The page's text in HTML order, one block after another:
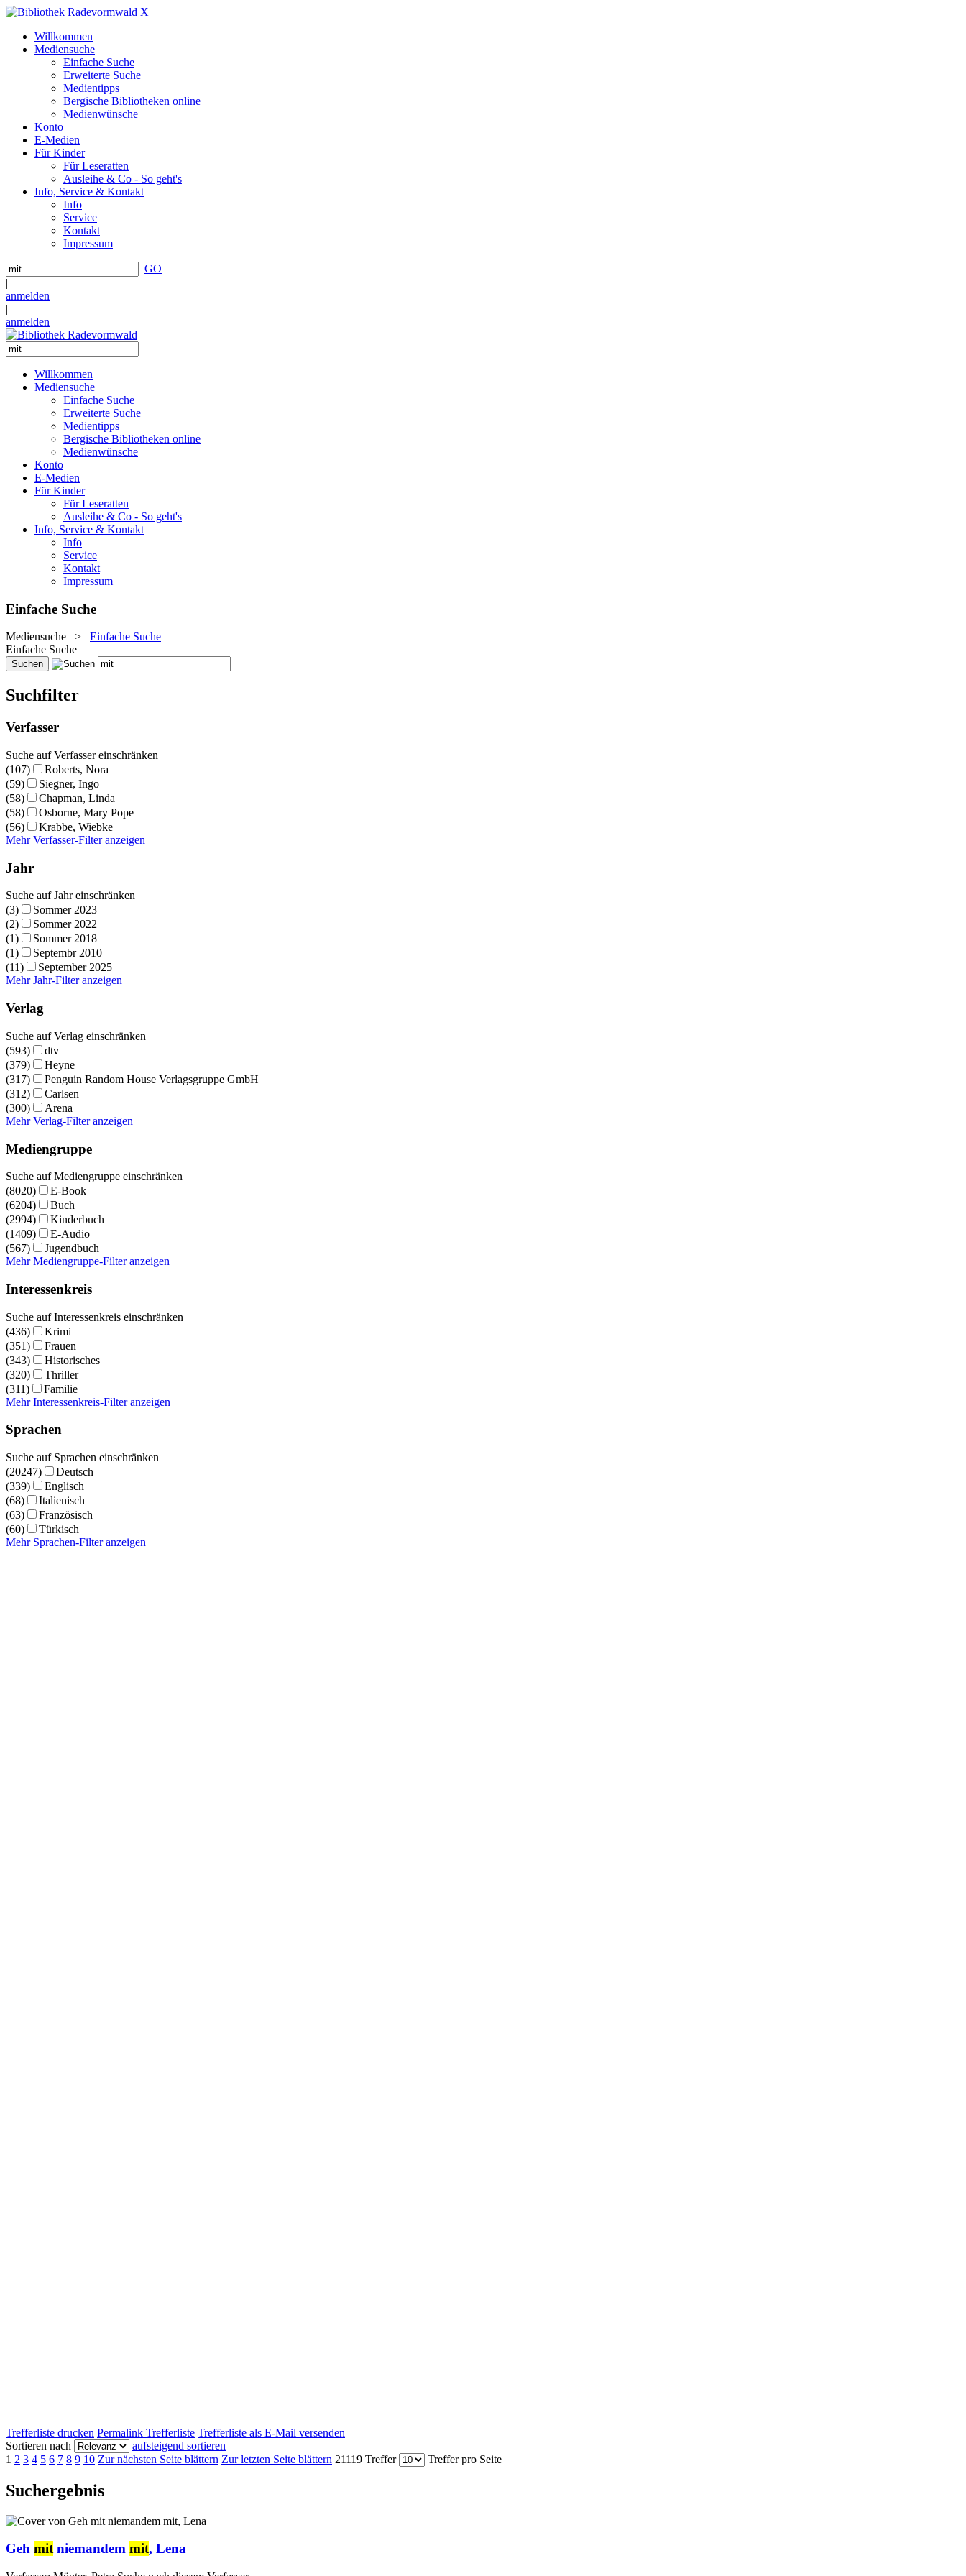
X
Willkommen
Mediensuche
Einfache Suche
Erweiterte Suche
Medientipps
Bergische Bibliotheken online
Medienwünsche
Konto
E-Medien
Für Kinder
Für Leseratten
Ausleihe & Co - So geht's
Info, Service & Kontakt
Info
Service
Kontakt
Impressum
GO
|
anmelden
|
anmelden
Willkommen
Mediensuche
Einfache Suche
Erweiterte Suche
Medientipps
Bergische Bibliotheken online
Medienwünsche
Konto
E-Medien
Für Kinder
Für Leseratten
Ausleihe & Co - So geht's
Info, Service & Kontakt
Info
Service
Kontakt
Impressum
Einfache Suche
Mediensuche > Einfache Suche
Einfache Suche
Suchfilter
Verfasser
Suche auf Verfasser einschränken
(107)
Roberts, Nora
(59)
Siegner, Ingo
(58)
Chapman, Linda
(58)
Osborne, Mary Pope
(56)
Krabbe, Wiebke
Mehr Verfasser-Filter anzeigen
Jahr
Suche auf Jahr einschränken
(3)
Sommer 2023
(2)
Sommer 2022
(1)
Sommer 2018
(1)
Septembr 2010
(11)
September 2025
Mehr Jahr-Filter anzeigen
Verlag
Suche auf Verlag einschränken
(593)
dtv
(379)
Heyne
(317)
Penguin Random House Verlagsgruppe GmbH
(312)
Carlsen
(300)
Arena
Mehr Verlag-Filter anzeigen
Mediengruppe
Suche auf Mediengruppe einschränken
(8020)
E-Book
(6204)
Buch
(2994)
Kinderbuch
(1409)
E-Audio
(567)
Jugendbuch
Mehr Mediengruppe-Filter anzeigen
Interessenkreis
Suche auf Interessenkreis einschränken
(436)
Krimi
(351)
Frauen
(343)
Historisches
(320)
Thriller
(311)
Familie
Mehr Interessenkreis-Filter anzeigen
Sprachen
Suche auf Sprachen einschränken
(20247)
Deutsch
(339)
Englisch
(68)
Italienisch
(63)
Französisch
(60)
Türkisch
Mehr Sprachen-Filter anzeigen
Trefferliste drucken Permalink Trefferliste Trefferliste als E-Mail versenden
Sortieren nach
aufsteigend sortieren
1 2 3 4 5 6 7 8 9 10 Zur nächsten Seite blättern Zur letzten Seite blättern 21119 Treffer Treffer pro Seite
Suchergebnis
Geh mitniemandem mit, Lena